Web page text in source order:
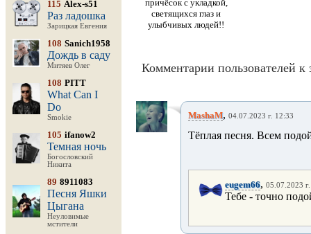
115 Alex-s51
Раз ладошка
Зарицкая Евгения
108 Sanich1958
Дождь в саду
Митяев Олег
108 PITT
What Can I
Do
Smokie
105 ifanow2
Темная ночь
Богословский
Никита
89 8911083
Песня Яшки
Цыгана
Неуловимые
мстители
причёсок с укладкой,
светящихся глаз и
улыбчивых людей!!
Комментарии пользователей к
MashaM, 04.07.2023 г. 12:33
Тёплая песня. Всем
eugem66, 05.07.2023
Тебе - точно